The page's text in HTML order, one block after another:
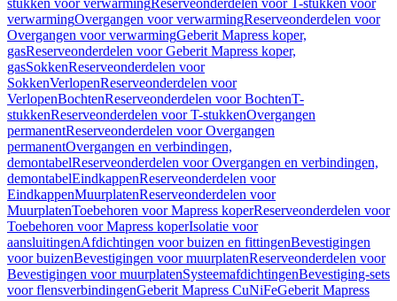
stukken voor verwarmingReserveonderdelen voor T-stukken voor
verwarmingOvergangen voor verwarmingReserveonderdelen voor
Overgangen voor verwarmingGeberit Mapress koper,
gasReserveonderdelen voor Geberit Mapress koper,
gasSokkenReserveonderdelen voor
SokkenVerlopenReserveonderdelen voor
VerlopenBochtenReserveonderdelen voor BochtenT-
stukkenReserveonderdelen voor T-stukkenOvergangen
permanentReserveonderdelen voor Overgangen
permanentOvergangen en verbindingen,
demontabelReserveonderdelen voor Overgangen en verbindingen,
demontabelEindkappenReserveonderdelen voor
EindkappenMuurplatenReserveonderdelen voor
MuurplatenToebehoren voor Mapress koperReserveonderdelen voor
Toebehoren voor Mapress koperIsolatie voor
aansluitingenAfdichtingen voor buizen en fittingenBevestigingen
voor buizenBevestigingen voor muurplatenReserveonderdelen voor
Bevestigingen voor muurplatenSysteemafdichtingenBevestiging-sets
voor flensverbindingenGeberit Mapress CuNiFeGeberit Mapress